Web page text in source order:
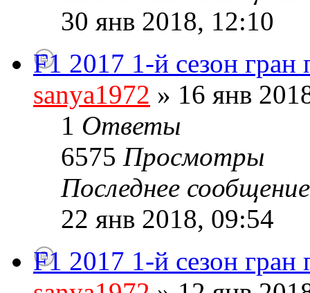
30 янв 2018, 12:10
F1 2017 1-й сезон
sanya1972 » 16 янв
1 Ответы
6575 Просмотры
Последнее
22 янв 2018, 09:54
F1 2017 1-й сезон гран